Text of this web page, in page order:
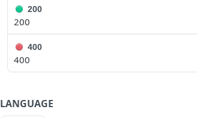
200
200
400
400
LANGUAGE